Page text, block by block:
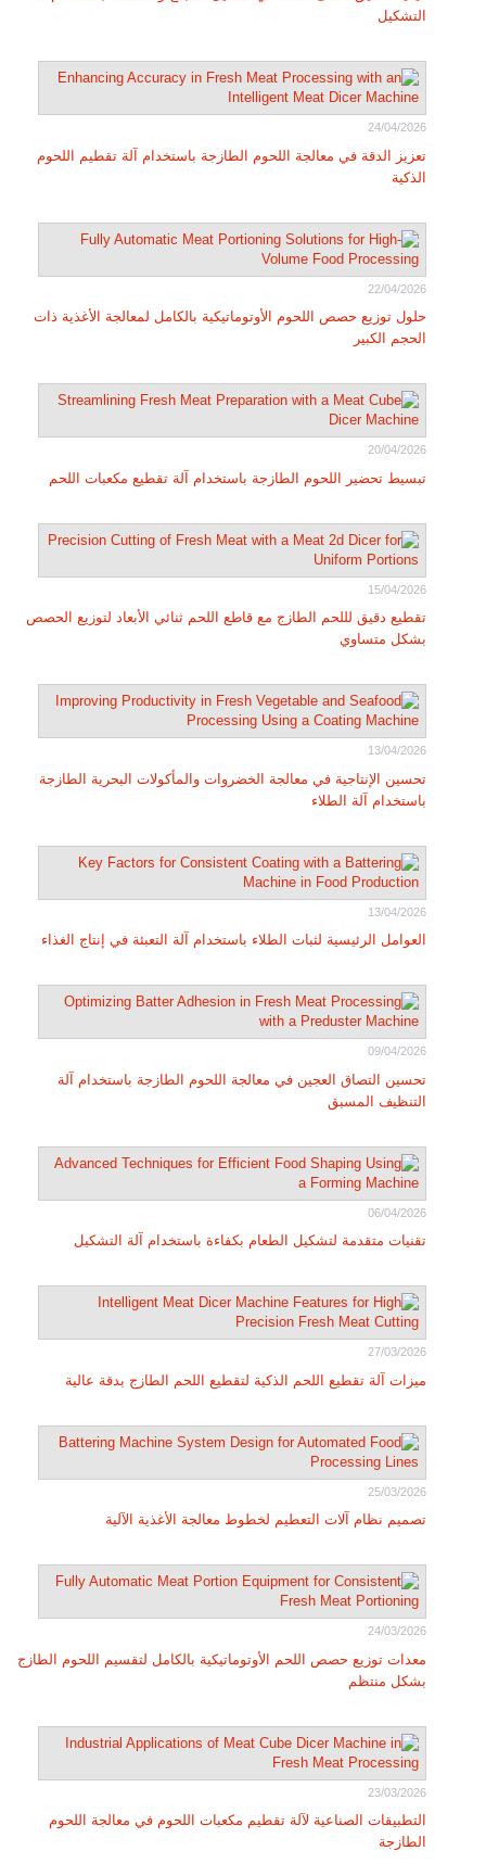
التشكيل
24/04/2026
تعزيز الدقة في معالجة اللحوم الطازجة باستخدام آلة تقطيم اللحوم
الذكية
22/04/2026
حلول توزيع حصص اللحوم الأوتوماتيكية بالكامل لمعالجة الأغذية ذات
الحجم الكبير
20/04/2026
تبسيط تحضير اللحوم الطازجة باستخدام آلة تقطيع مكعبات اللحم
15/04/2026
تقطيع دقيق لللحم الطازج مع قاطع اللحم ثنائي الأبعاد لتوزيع الحصص
بشكل متساوي
13/04/2026
تحسين الإنتاجية في معالجة الخضروات والمأكولات البحرية الطازجة
باستخدام آلة الطلاء
13/04/2026
العوامل الرئيسية لثبات الطلاء باستخدام آلة التعبئة في إنتاج الغذاء
09/04/2026
تحسين التصاق العجين في معالجة اللحوم الطازجة باستخدام آلة
التنظيف المسبق
06/04/2026
تقنيات متقدمة لتشكيل الطعام بكفاءة باستخدام آلة التشكيل
27/03/2026
ميزات آلة تقطيع اللحم الذكية لتقطيع اللحم الطازج بدقة عالية
25/03/2026
تصميم نظام آلات التعطيم لخطوط معالجة الأغذية الآلية
24/03/2026
معدات توزيع حصص اللحم الأوتوماتيكية بالكامل لتقسيم اللحوم الطازج
بشكل منتظم
23/03/2026
التطبيقات الصناعية لآلة تقطيم مكعبات اللحوم في معالجة اللحوم
الطازجة